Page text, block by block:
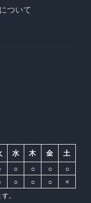
ついて
水 木 金
土
○ ○ ○
○
○ ○ ○ ×
。